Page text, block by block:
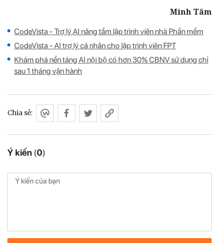
Minh Tâm
CodeVista - Trợ lý AI nâng tầm lập trình viên nhà Phần mềm
CodeVista - AI trợ lý cá nhân cho lập trình viên FPT
Khám phá nền tảng AI nội bộ có hơn 30% CBNV sử dụng chỉ
sau 1 tháng vận hành
Ý kiến (0)
Chia sẻ: